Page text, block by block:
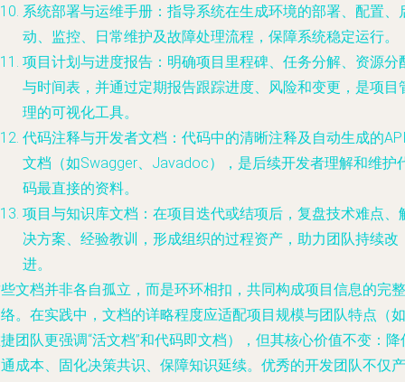
系统部署与运维手册 ：指导系统在生成环境的部署、配置、
动、监控、日常维护及故障处理流程，保障系统稳定运行。
项目计划与进度报告 ：明确项目里程碑、任务分解、资源分
与时间表，并通过定期报告跟踪进度、风险和变更，是项目
理的可视化工具。
代码注释与开发者文档 ：代码中的清晰注释及自动生成的
文档（如Swagger、Javadoc），是后续开发者理解和维护
码最直接的资料。
项目与知识库文档 ：在项目迭代或结项后，复盘技术难点、
决方案、经验教训，形成组织的过程资产，助力团队持续改
进。
文档并非各自孤立，而是环环相扣，共同构成项目信息的完整
。在实践中，文档的详略程度应适配项目规模与团队特点（如
团队更强调“活文档”和代码即文档），但其核心价值不变： 降
成本、固化决策共识、保障知识延续。优秀的开发团队不仅产